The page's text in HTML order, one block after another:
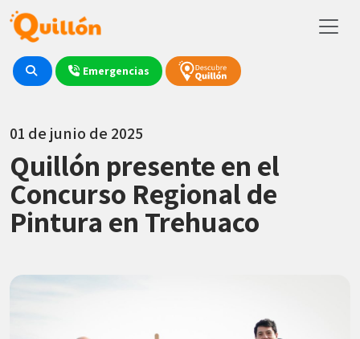
Emergencias
01 de junio de 2025
Quillón presente en el
Concurso Regional de
Pintura en Trehuaco